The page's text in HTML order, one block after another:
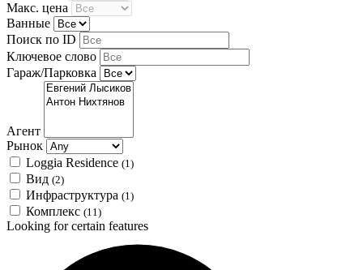
Макс. цена
Ванные
Поиск по ID
Ключевое слово
Гараж/Парковка
Агент
Рынок
Loggia Residence (1)
Вид (2)
Инфраструктура (1)
Комплекс (11)
Looking for certain features